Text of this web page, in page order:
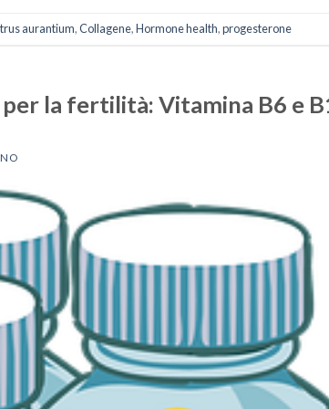
aurantium,Collagene,Hormone health,progesterone
la fertilità: Vitamina B6 e